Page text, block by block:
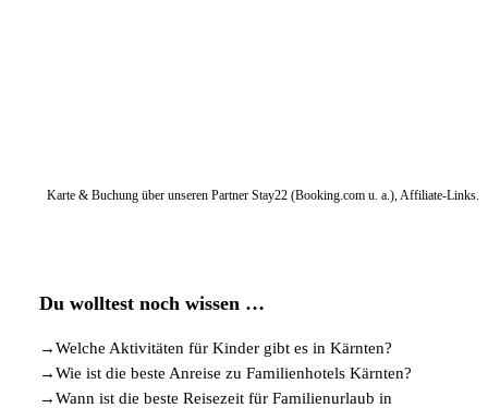
Karte & Buchung über unseren Partner Stay22 (Booking.com u. a.), Affiliate-Links.
Du wolltest noch wissen …
→Welche Aktivitäten für Kinder gibt es in Kärnten?
→Wie ist die beste Anreise zu Familienhotels Kärnten?
→Wann ist die beste Reisezeit für Familienurlaub in